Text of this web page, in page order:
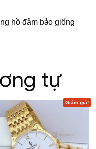
hồ đảm bảo giống
tự
Giảm giá!